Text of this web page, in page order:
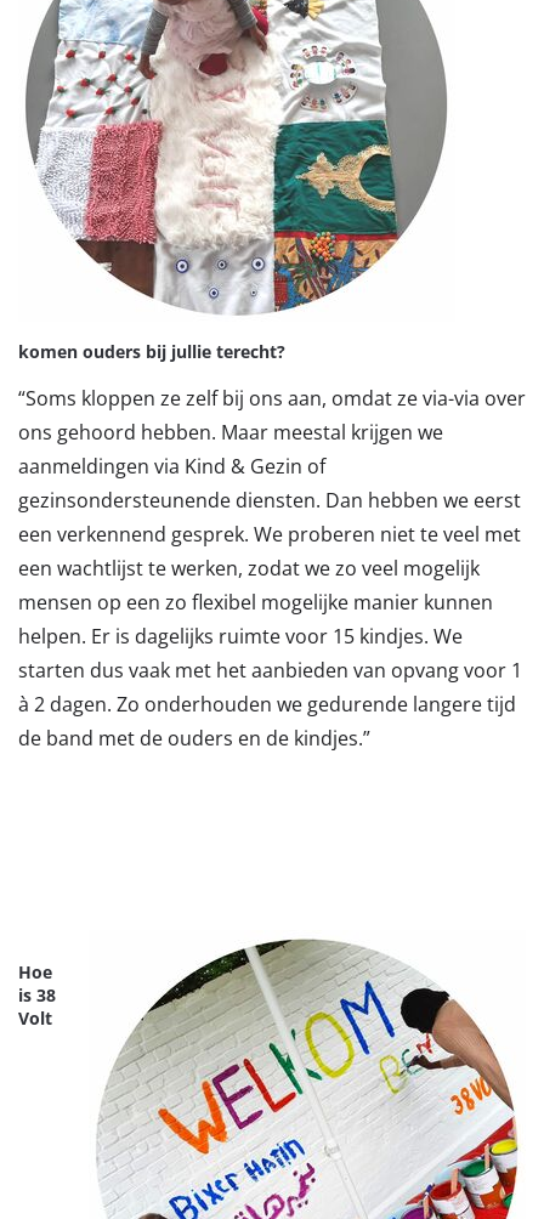
komen ouders bij jullie terecht?
“Soms kloppen ze zelf bij ons aan, omdat ze via-via over
ons gehoord hebben. Maar meestal krijgen we
aanmeldingen via Kind & Gezin of
gezinsondersteunende diensten. Dan hebben we eerst
een verkennend gesprek. We proberen niet te veel met
een wachtlijst te werken, zodat we zo veel mogelijk
mensen op een zo flexibel mogelijke manier kunnen
helpen. Er is dagelijks ruimte voor 15 kindjes. We
starten dus vaak met het aanbieden van opvang voor 1
à 2 dagen. Zo onderhouden we gedurende langere tijd
de band met de ouders en de kindjes.”
Hoe
is 38
Volt